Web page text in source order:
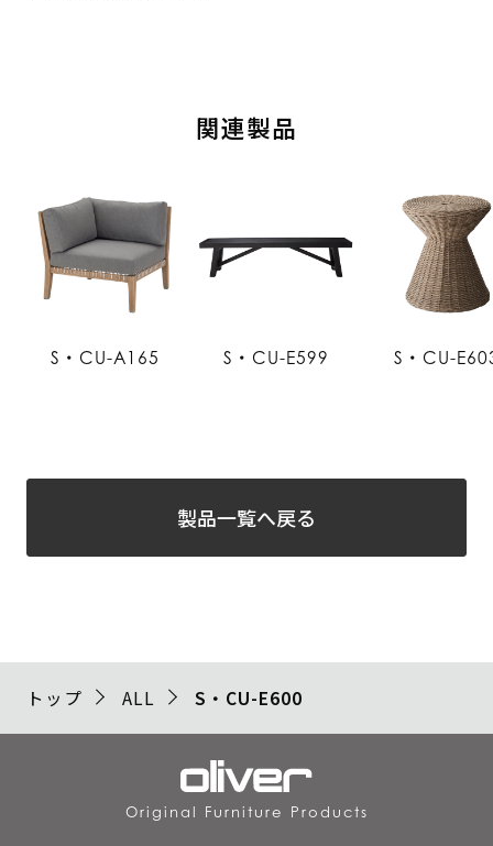
関連製品
S・CU-A165 S・CU-E599 S・CU-
製品一覧へ戻る
トップ ALL S・CU-E600
Original Furniture Products